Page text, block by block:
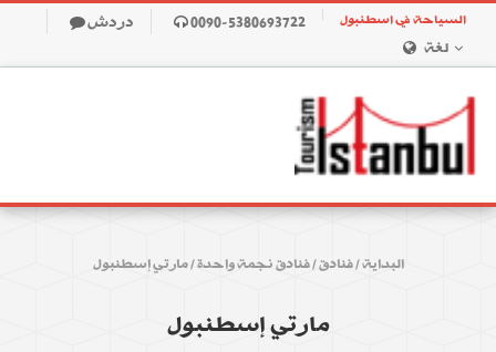
السياحة في اسطنبول 0090-5380693722 دردش
لغة
البداية/فنادق/فنادق نجمة واحدة/مارتي إسطنبول
مارتي إسطنبول